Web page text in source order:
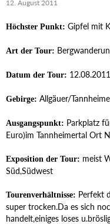
12. August 2011
Höchster Punkt: Gipfel mit
Art der Tour:
Datum der Tour: 12.08.2011
Gebirge: Allgäuer/
Ausgangspunkt: Parkplatz
Euro)im Tannheimertal Ort
Exposition der Tour: meist
Süd,Südwest
Tourenverhältnisse: Perfekt
super trocken.Da es sich
handelt,einiges loses